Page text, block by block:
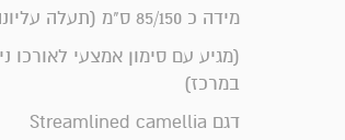
מידה כ 85/150 ס"מ (תעלה עליונה מתאימה למוט בקוטר ~2 ס"מ)
(מגיע עם סימון אמצעי לאורכו
במרכז)
דגם Streamlined camellia